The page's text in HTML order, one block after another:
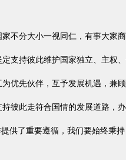
不分大小一视同仁，有事大家商
持彼此维护国家独立、主权
优先伙伴，互予发展机遇，兼顾
此走符合国情的发展道路，
供了重要遵循，我们要始终秉持